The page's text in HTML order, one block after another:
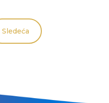
Sledeća